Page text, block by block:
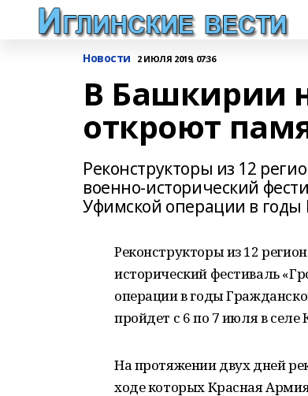
Новости 2 ИЮЛЯ 2019, 07:36
В Башкирии
откроют
Реконструкторы из 12
военно-исторический
Уфимской операции в
Реконструкторы из 12
исторический фестиваль
операции в годы
пройдет с 6 по 7 июля в
На протяжении двух дней
ходе которых Красная